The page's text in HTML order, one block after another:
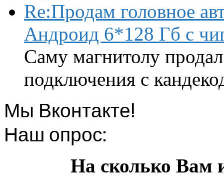
Re:Продам головное
Андроид 6*128 Гб с
Саму магнитолу
подключения с
Мы Вконтакте!
Наш опрос:
На сколько Вам